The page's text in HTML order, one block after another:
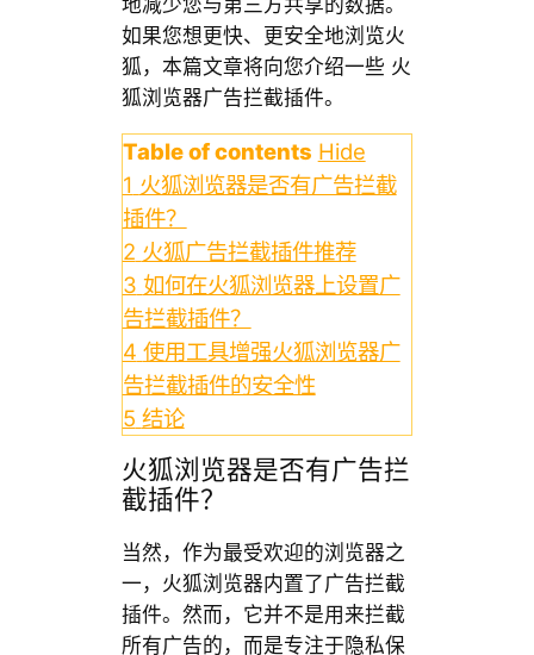
如果您想更快、更安全地浏览火
狐，本篇文章将向您介绍一些 火
狐浏览器广告拦截插件。
Table of contents Hide
1 火狐浏览器是否有广告拦截
插件？
2 火狐广告拦截插件推荐
3 如何在火狐浏览器上设置广
告拦截插件？
4 使用工具增强火狐浏览器广
告拦截插件的安全性
5 结论
火狐浏览器是否有广告拦
截插件？
当然，作为最受欢迎的浏览器之
一，火狐浏览器内置了广告拦截
插件。然而，它并不是用来拦截
所有广告的，而是专注于隐私保